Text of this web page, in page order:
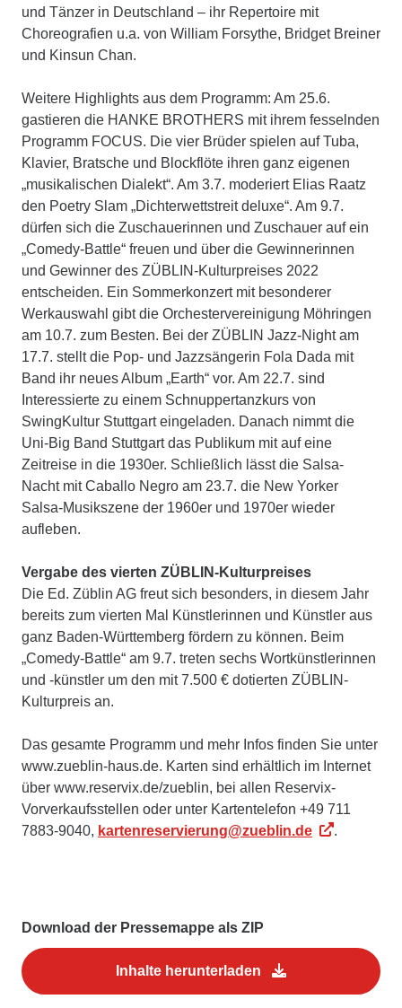
und Tänzer in Deutschland – ihr Repertoire mit
Choreografien u.a. von William Forsythe, Bridget Breiner
und Kinsun Chan.
Weitere Highlights aus dem Programm: Am 25.6.
gastieren die HANKE BROTHERS mit ihrem fesselnden
Programm FOCUS. Die vier Brüder spielen auf Tuba,
Klavier, Bratsche und Blockflöte ihren ganz eigenen
„musikalischen Dialekt“. Am 3.7. moderiert Elias Raatz
den Poetry Slam „Dichterwettstreit deluxe“. Am 9.7.
dürfen sich die Zuschauerinnen und Zuschauer auf ein
„Comedy-Battle“ freuen und über die Gewinnerinnen
und Gewinner des ZÜBLIN-Kulturpreises 2022
entscheiden. Ein Sommerkonzert mit besonderer
Werkauswahl gibt die Orchestervereinigung Möhringen
am 10.7. zum Besten. Bei der ZÜBLIN Jazz-Night am
17.7. stellt die Pop- und Jazzsängerin Fola Dada mit
Band ihr neues Album „Earth“ vor. Am 22.7. sind
Interessierte zu einem Schnuppertanzkurs von
SwingKultur Stuttgart eingeladen. Danach nimmt die
Uni-Big Band Stuttgart das Publikum mit auf eine
Zeitreise in die 1930er. Schließlich lässt die Salsa-
Nacht mit Caballo Negro am 23.7. die New Yorker
Salsa-Musikszene der 1960er und 1970er wieder
aufleben.
Vergabe des vierten ZÜBLIN-Kulturpreises
Die Ed. Züblin AG freut sich besonders, in diesem Jahr
bereits zum vierten Mal Künstlerinnen und Künstler aus
ganz Baden-Württemberg fördern zu können. Beim
„Comedy-Battle“ am 9.7. treten sechs Wortkünstlerinnen
und -künstler um den mit 7.500 € dotierten ZÜBLIN-
Kulturpreis an.
Das gesamte Programm und mehr Infos finden Sie unter
www.zueblin-haus.de. Karten sind erhältlich im Internet
über www.reservix.de/zueblin, bei allen Reservix-
Vorverkaufsstellen oder unter Kartentelefon +49 711
7883-9040, kartenreservierung@zueblin.de .
Download der Pressemappe als ZIP
Inhalte herunterladen